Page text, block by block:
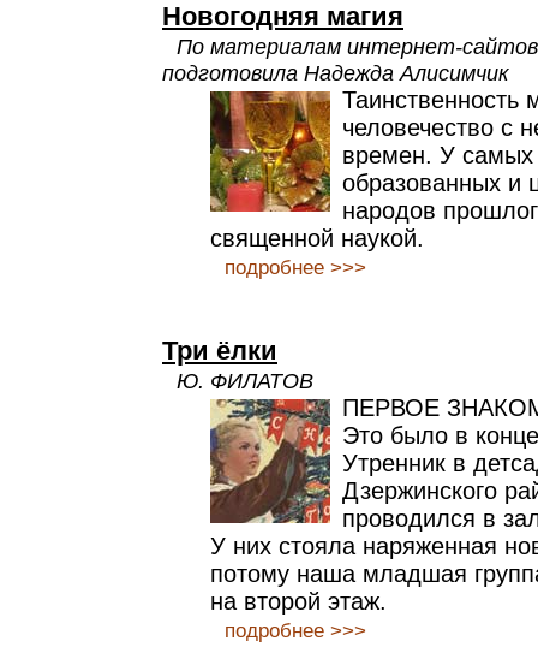
Новогодняя магия
По материалам интернет-
подготовила Надежда Алисимчик
Таинственность
человечество с
времен. У самых
образованных и
народов
священной наукой.
подробнее >>>
Три ёлки
Ю. ФИЛАТОВ
ПЕРВОЕ
Это было в
Утренник в
Дзержинского
проводился в
У них стояла наряженная
потому наша младшая
на второй этаж.
подробнее >>>